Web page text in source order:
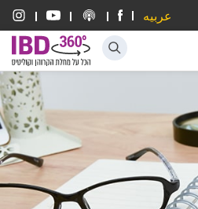
عربيه
דלג לתוכן